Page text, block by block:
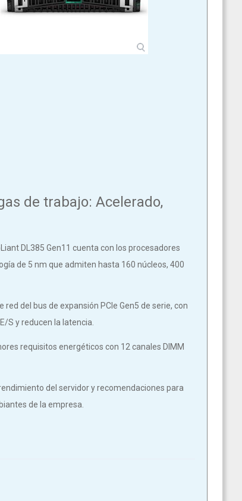
de trabajo: Acelerado,
DL385 Gen11 cuenta con los procesadores
de 5 nm que admiten hasta 160 núcleos, 400
del bus de expansión PCIe Gen5 de serie, con
S y reducen la latencia.
requisitos energéticos con 12 canales DIMM
del servidor y recomendaciones para
de la empresa.